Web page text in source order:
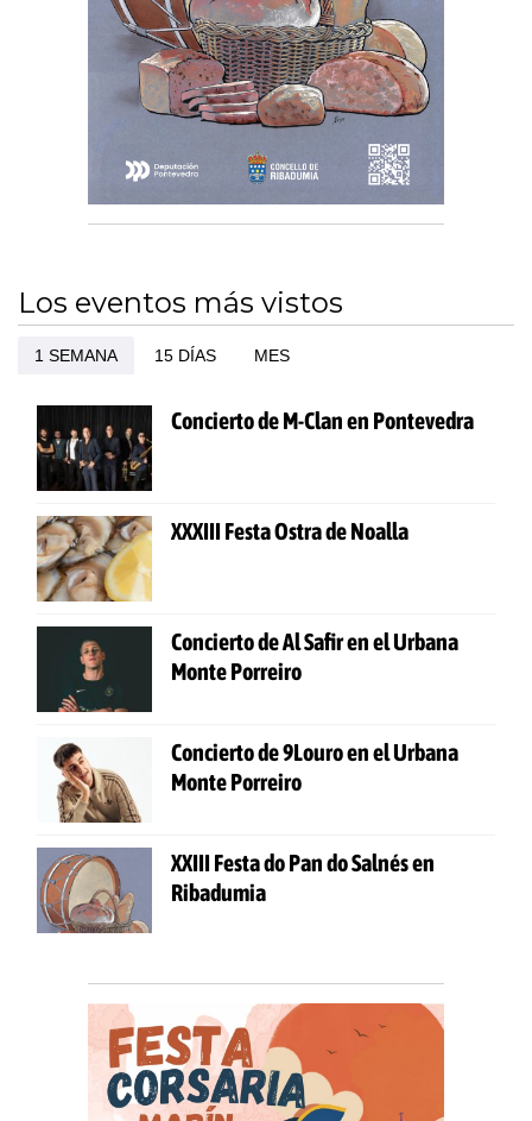
Los eventos más vistos
1 SEMANA 15 DÍAS MES
Concierto de M-Clan en Pontevedra
XXXIII Festa Ostra de Noalla
Concierto de Al Safir en el Urbana
Monte Porreiro
Concierto de 9Louro en el Urbana
Monte Porreiro
XXIII Festa do Pan do Salnés en
Ribadumia